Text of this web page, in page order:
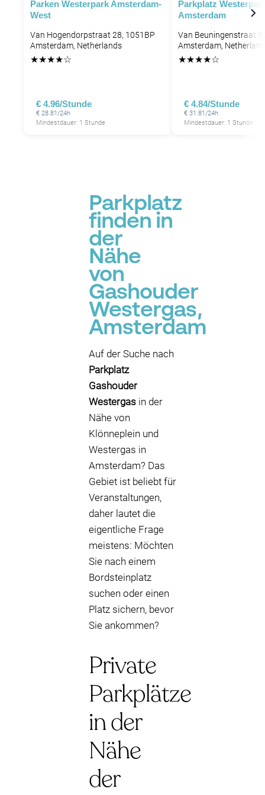
P
P
P
P
Parken Westerpark Amsterdam-
West
Van Hogendorpstraat 28, 1051BP
Amsterdam, Netherlands
★★★★☆
€ 4.96/Stunde
€ 28.81/24h
Mindestdauer: 1 Stunde
Parkplatz
Amsterdam
Van Beuningenstraat
Amsterdam,
★★★★☆
€ 4.84/Stunde
€ 31.81/24h
Mindestdauer: 1 Stunde
Parkplatz
finden in
der
Nähe
von
Gashouder
Westergas,
Amsterdam
Auf der Suche nach
Parkplatz
Gashouder
Westergas in der
Nähe von
Klönneplein und
Westergas in
Amsterdam? Das
Gebiet ist beliebt für
Veranstaltungen,
daher lautet die
eigentliche Frage
meistens: Möchten
Sie nach einem
Bordsteinplatz
suchen oder einen
Platz sichern, bevor
Sie ankommen?
Private
Parkplätze
in der
Nähe
der